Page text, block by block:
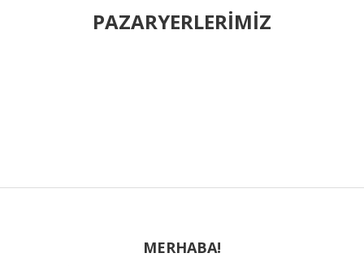
Bu ürüne ilk yorumu siz yapın!
konularda yetersiz gördüğünüz noktaları öneri formunu
kullanarak tarafımıza iletebilirsiniz.
PAZARYERLERİMİZ
MERHABA!